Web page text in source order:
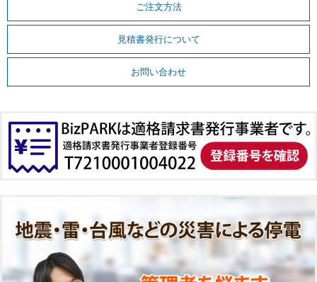
ご注文方法
見積書発行について
お問い合わせ